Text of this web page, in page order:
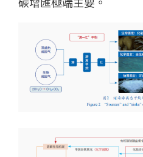
碳增匯極端主要。